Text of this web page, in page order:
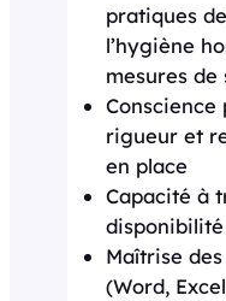
pratiques
l’hygiène
mesures de
Conscience
rigueur et
en place
Capacité à
disponibilité
Maîtrise
(Word,